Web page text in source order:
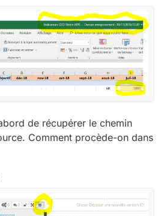
de récupérer le chemin
Comment procède-on dans